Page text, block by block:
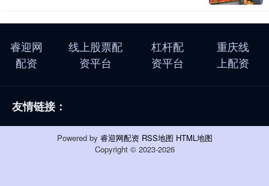
睿迎网
配资
线上股票配
资平台
杠杆配
资平台
重庆线
上配资
友情链接：
Powered by 睿迎网配资 RSS地图 HTML地图
Copyright © 2023-2026